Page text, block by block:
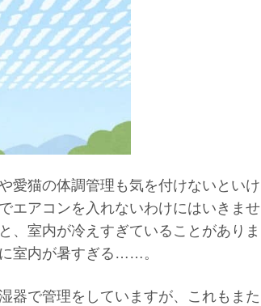
愛猫の体調管理も気を付けないといけ
エアコンを入れないわけにはいきませ
、室内が冷えすぎていることがありま
室内が暑すぎる……。
器で管理をしていますが、これもまた